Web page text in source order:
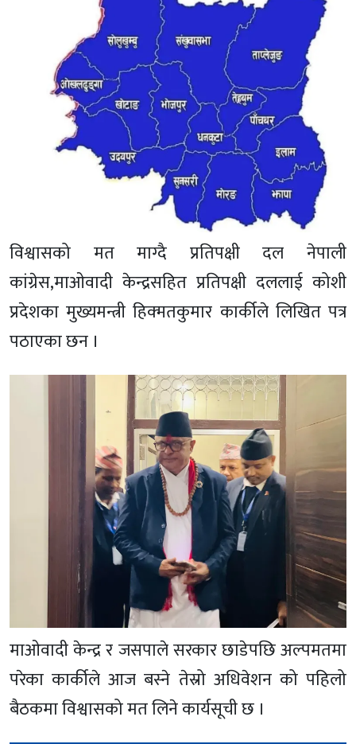
विश्वासको मत माग्दै प्रतिपक्षी दल नेपाली
कांग्रेस,माओवादी केन्द्रसहित प्रतिपक्षी दललाई कोशी
प्रदेशका मुख्यमन्त्री हिक्मतकुमार कार्कीले लिखित पत्र
पठाएका छन ।
माओवादी केन्द्र र जसपाले सरकार छाडेपछि अल्पमतमा
परेका कार्कीले आज बस्ने तेस्रो अधिवेशन को पहिलो
बैठकमा विश्वासको मत लिने कार्यसूची छ ।